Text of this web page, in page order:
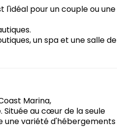
pour un couple ou une
un spa et une salle de
Marina,
Située au cœur de la seule
une variété d'hébergements